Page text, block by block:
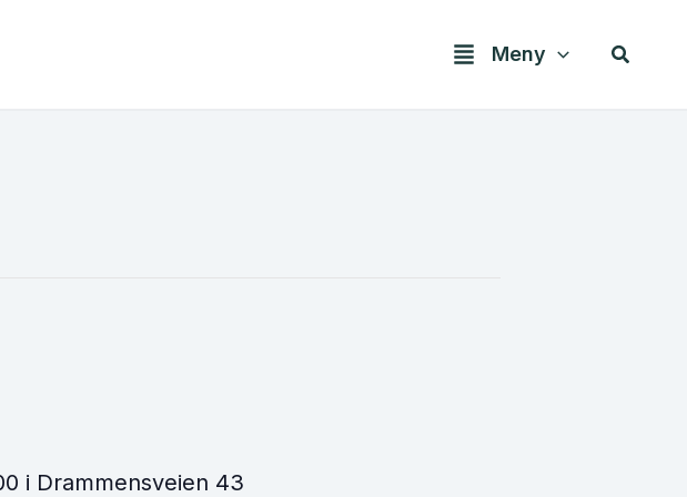
Meny Søk
i Drammensveien 43